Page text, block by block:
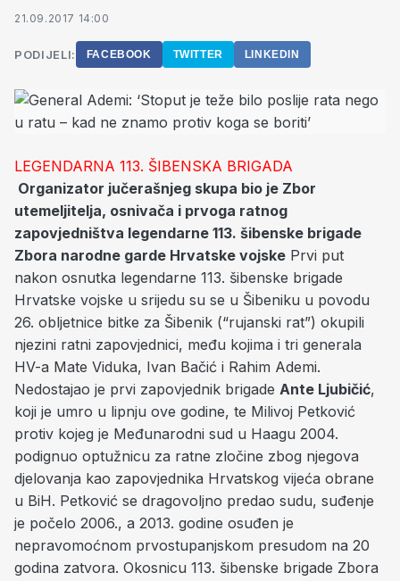
21.09.2017 14:00
PODIJELI: FACEBOOK TWITTER LINKEDIN
LEGENDARNA 113. ŠIBENSKA BRIGADA
Organizator jučerašnjeg skupa bio je Zbor
utemeljitelja, osnivača i prvoga ratnog
zapovjedništva legendarne 113. šibenske brigade
Zbora narodne garde Hrvatske vojske Prvi put
nakon osnutka legendarne 113. šibenske brigade
Hrvatske vojske u srijedu su se u Šibeniku u povodu
26. obljetnice bitke za Šibenik (“rujanski rat”) okupili
njezini ratni zapovjednici, među kojima i tri generala
HV-a Mate Viduka, Ivan Bačić i Rahim Ademi.
Nedostajao je prvi zapovjednik brigade Ante Ljubičić,
koji je umro u lipnju ove godine, te Milivoj Petković
protiv kojeg je Međunarodni sud u Haagu 2004.
podignuo optužnicu za ratne zločine zbog njegova
djelovanja kao zapovjednika Hrvatskog vijeća obrane
u BiH. Petković se dragovoljno predao sudu, suđenje
je počelo 2006., a 2013. godine osuđen je
nepravomoćnom prvostupanjskom presudom na 20
godina zatvora. Okosnicu 113. šibenske brigade Zbora